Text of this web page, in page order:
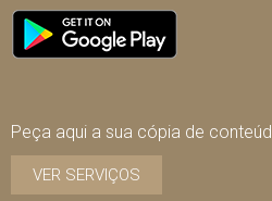
Peça aqui a sua cópia de
VER SERVIÇOS